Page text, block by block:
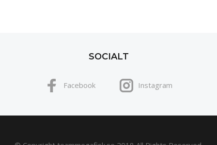
SOCIALT
Facebook Instagram